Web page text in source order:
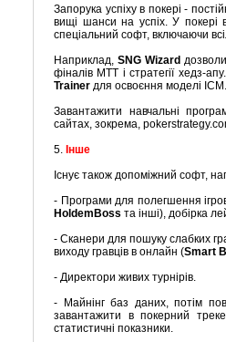
Запорука успіху в покері -
вищі шанси на успіх. У покері
спеціальний софт, включаючи
Наприклад, SNG Wizard
фіналів МТТ і стратегії хедз-
Trainer для освоєння моделі ICM.
Завантажити навчальні
сайтах, зокрема,
5. Інше
Існує також допоміжний софт,
- Програми для полегшення
HoldemBoss та інші), добірка
- Сканери для пошуку слабких
виходу гравців в онлайн (Smart
- Директори живих турнірів.
- Майнінг баз даних, потім
завантажити в покерний
статистичні показники.